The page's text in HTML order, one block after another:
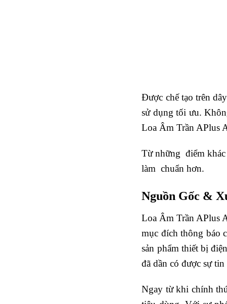
Được chế tạo trên
sử dụng tối ưu.
Loa Âm Trần APlus
Từ những điểm
làm chuẩn hơn.
Nguồn Gốc &
Loa Âm Trần APlus
mục đích thông báo
sản phẩm thiết bị
đã dần có được sự
Ngay từ khi chính